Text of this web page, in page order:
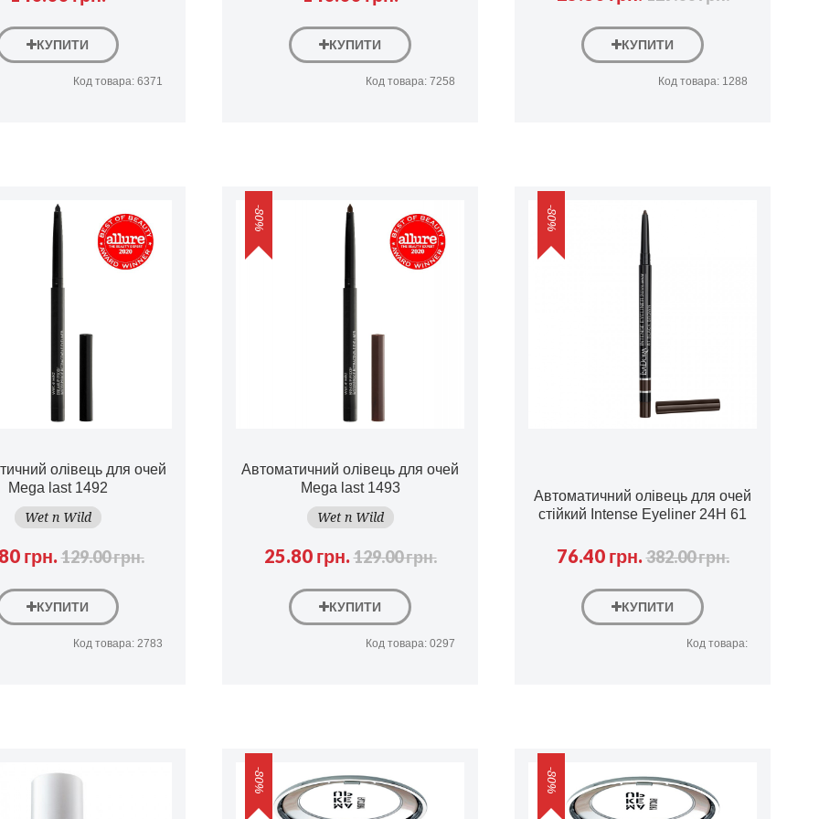
КУПИТИ
Код товара: 6371
КУПИТИ
Код товара: 7258
КУПИТИ
Код товара: 1288
олівець для очей
Mega last 1492
Wet n Wild
грн.129.00 грн.
КУПИТИ
Код товара: 2783
-80%
Автоматичний олівець для очей
Mega last 1493
Wet n Wild
25.80 грн.129.00 грн.
КУПИТИ
Код товара: 0297
-80%
Автоматичний олівець для очей
стійкий Intense Eyeliner 24H 61
76.40 грн.382.00 грн.
КУПИТИ
Код товара:
-80% -80%